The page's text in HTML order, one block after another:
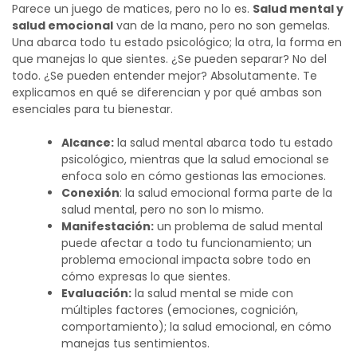
Parece un juego de matices, pero no lo es. Salud mental y
salud emocional van de la mano, pero no son gemelas.
Una abarca todo tu estado psicológico; la otra, la forma en
que manejas lo que sientes. ¿Se pueden separar? No del
todo. ¿Se pueden entender mejor? Absolutamente. Te
explicamos en qué se diferencian y por qué ambas son
esenciales para tu bienestar.
Alcance: la salud mental abarca todo tu estado
psicológico, mientras que la salud emocional se
enfoca solo en cómo gestionas las emociones.
Conexión: la salud emocional forma parte de la
salud mental, pero no son lo mismo.
Manifestación: un problema de salud mental
puede afectar a todo tu funcionamiento; un
problema emocional impacta sobre todo en
cómo expresas lo que sientes.
Evaluación: la salud mental se mide con
múltiples factores (emociones, cognición,
comportamiento); la salud emocional, en cómo
manejas tus sentimientos.